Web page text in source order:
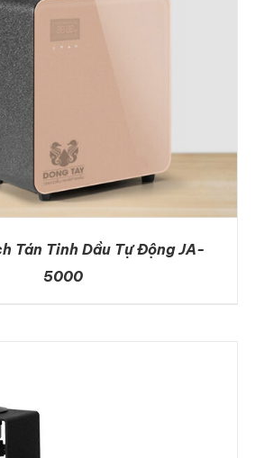
Tán Tinh Dầu Tự Động JA-
5000